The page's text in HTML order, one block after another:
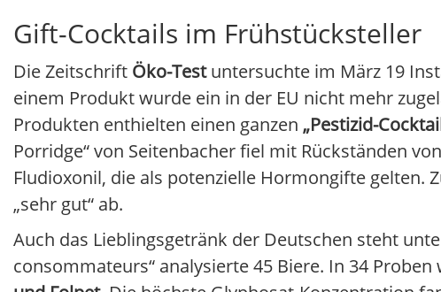
Gift-Cocktails im Frühstücksteller
Die Zeitschrift Öko-Testuntersuchte im März 19
einem Produkt wurde ein in der EU nicht mehr
Produkten enthielten einen ganzen „Pestizid-
Porridge“ von Seitenbacher fiel mit Rückständen
Fludioxonil, die als potenzielle Hormongifte gelten.
„sehr gut“ ab.
Auch das Lieblingsgetränk der Deutschen steht
consommateurs“ analysierte 45 Biere. In 34